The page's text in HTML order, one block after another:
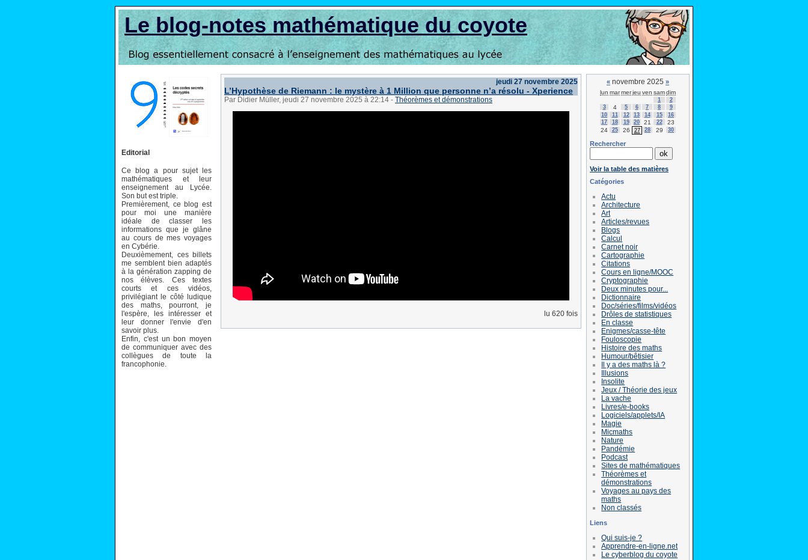
Le blog-notes mathématique du coyote
Editorial
Ce blog a pour sujet les
mathématiques et leur
enseignement au Lycée.
Son but est triple.
Premièrement, ce blog est
pour moi une manière
idéale de classer les
informations que je glâne
au cours de mes voyages
en Cybérie.
Deuxièmement, ces billets
me semblent bien adaptés
à la génération zapping de
nos élèves. Ces textes
courts et ces vidéos,
privilégiant le côté ludique
des maths, pourront, je
l'espère, les intéresser et
leur donner l'envie d'en
savoir plus.
Enfin, c'est un bon moyen
de communiquer avec des
collègues de toute la
francophonie.
jeudi 27 novembre 2025
L’Hypothèse de Riemann : le mystère à 1 Million que personne n’a résolu - Xperience
Par Didier Müller, jeudi 27 novembre 2025 à 22:14 - Théorèmes et démonstrations
lu 620 fois
« novembre 2025 »
lun marmerjeu ven samdim
1
2
3
4 5 6 7 8
9
10
11 12 13 14 15
16
17
18 19 20 21 22
23
24
25 26 27 28 29 30
Rechercher
Voir la table des matières
Catégories
Actu
Architecture
Art
Articles/revues
Blogs
Calcul
Carnet noir
Cartographie
Citations
Cours en ligne/MOOC
Cryptographie
Deux minutes pour...
Dictionnaire
Doc/séries/films/vidéos
Drôles de statistiques
En classe
Enigmes/casse-tête
Fouloscopie
Histoire des maths
Humour/bêtisier
Il y a des maths là ?
Illusions
Insolite
Jeux / Théorie des jeux
La vache
Livres/e-books
Logiciels/applets/IA
Magie
Micmaths
Nature
Pandémie
Podcast
Sites de mathématiques
Théorèmes et
démonstrations
Voyages au pays des
maths
Non classés
Liens
Qui suis-je ?
Apprendre-en-ligne.net
Le cyberblog du coyote